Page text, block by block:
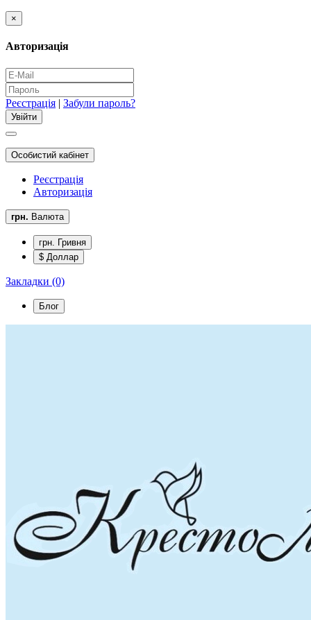
×
Авторизація
Реєстрація | Забули пароль?
Особистий кабінет
Реєстрація
Авторизація
грн. Валюта
грн. Гривня
$ Доллар
Закладки (0)
Блог